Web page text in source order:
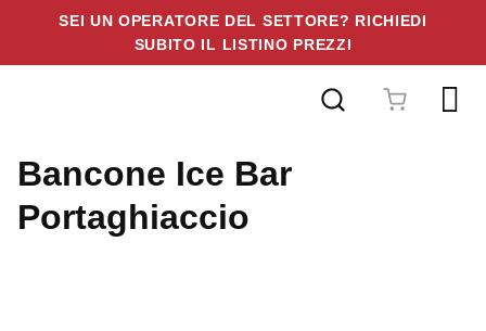
SEI UN OPERATORE DEL SETTORE? RICHIEDI
SUBITO IL LISTINO PREZZI
Bancone Ice Bar
Portaghiaccio